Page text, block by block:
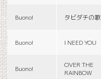
Buono! タビダチの歌
Buono! I NEED YOU
Buono!
OVER THE
RAINBOW